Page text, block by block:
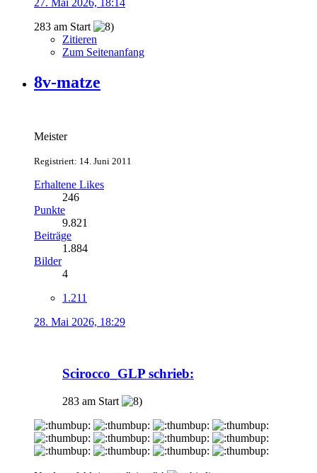
27. Mai 2026, 18:14
283 am Start
Zitieren
Zum Seitenanfang
8v-matze
Meister
Registriert: 14. Juni 2011
Erhaltene Likes
246
Punkte
9.821
Beiträge
1.884
Bilder
4
1.211
28. Mai 2026, 18:29
Scirocco_GLP schrieb:
283 am Start